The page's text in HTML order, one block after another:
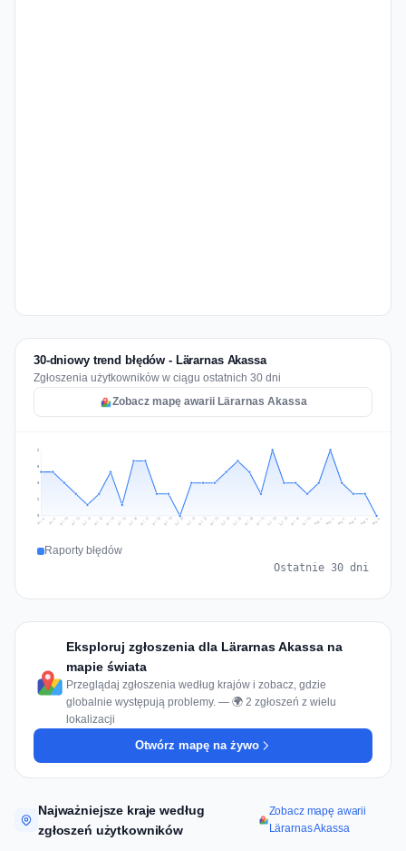
30-dniowy trend błędów - Lärarnas Akassa
Zgłoszenia użytkowników w ciągu ostatnich 30 dni
Zobacz mapę awarii Lärarnas Akassa
2
3
5
6
Jul 8 Jul 9 Jul 10 Jul 11 Jul 12 Jul 13 Jul 14 Jul 15 Jul 16 Jul 17 Jul 18 Jul 19 Jul 20 Jul 21 Jul 22 Jul 23 Jul 24 Jul 25 Jul 26 Jul 27 Jul 28 Jul 29 Jul 30 Jul 31 Aug 1 Aug 2 Aug 3 Aug 4 Aug 5 Aug 6
Raporty błędów
Ostatnie 30 dni
Eksploruj zgłoszenia dla Lärarnas Akassa na
mapie świata
Przeglądaj zgłoszenia według krajów i zobacz, gdzie
globalnie występują problemy. — 🌍 2 zgłoszeń z wielu
lokalizacji
Otwórz mapę na żywo
Najważniejsze kraje według
zgłoszeń użytkowników
Zobacz mapę awarii
Lärarnas Akassa